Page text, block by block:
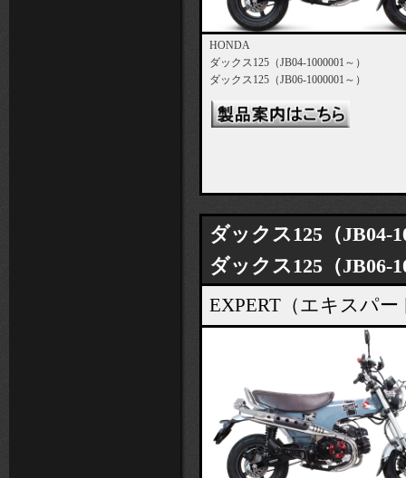
HONDA
ダックス125（JB04-1000001～）
ダックス125（JB06-1000001～）
ダックス125（JB04-
ダックス125（JB06-
EXPERT（エキスパ